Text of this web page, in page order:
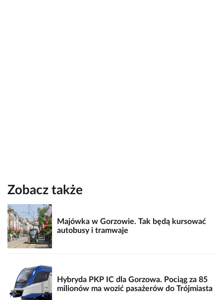
Zobacz także
Majówka w Gorzowie. Tak będą kursować
autobusy i tramwaje
Hybryda PKP IC dla Gorzowa. Pociąg za 85
milionów ma wozić pasażerów do Trójmiasta